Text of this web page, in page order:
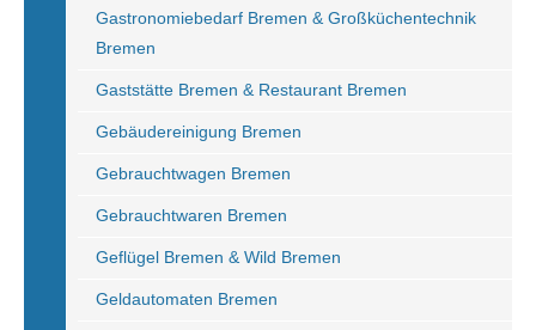
Gastronomiebedarf Bremen & Großküchentechnik
Bremen
Gaststätte Bremen & Restaurant Bremen
Gebäudereinigung Bremen
Gebrauchtwagen Bremen
Gebrauchtwaren Bremen
Geflügel Bremen & Wild Bremen
Geldautomaten Bremen